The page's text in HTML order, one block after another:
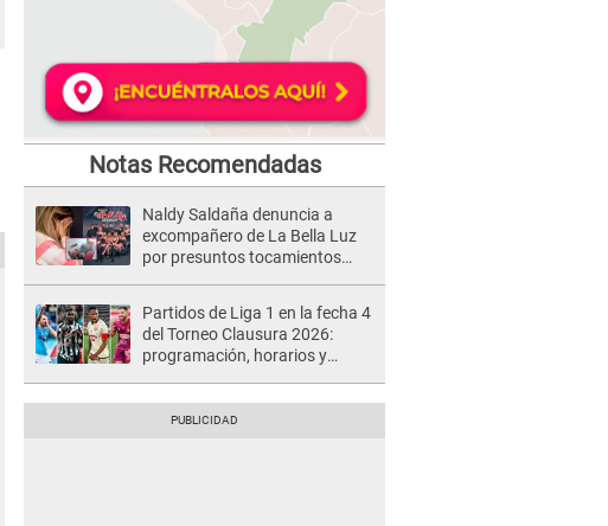
Notas Recomendadas
Naldy Saldaña denuncia a
excompañero de La Bella Luz
por presuntos tocamientos
Partidos de Liga 1 en la fecha 4
del Torneo Clausura 2026:
programación, horarios y